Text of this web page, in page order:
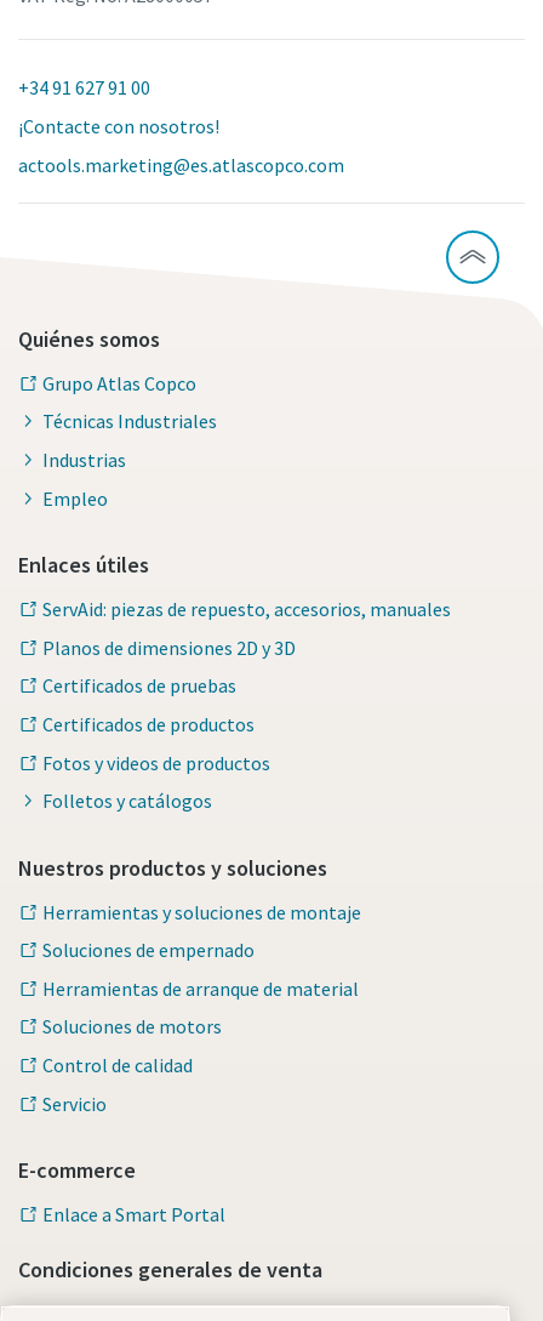
+34 91 627 91 00
¡Contacte con nosotros!
actools.marketing@es.atlascopco.com
Quiénes somos
Grupo Atlas Copco
Técnicas Industriales
Industrias
Empleo
Enlaces útiles
ServAid: piezas de repuesto, accesorios, manuales
Planos de dimensiones 2D y 3D
Certificados de pruebas
Certificados de productos
Fotos y videos de productos
Folletos y catálogos
Nuestros productos y soluciones
Herramientas y soluciones de montaje
Soluciones de empernado
Herramientas de arranque de material
Soluciones de motors
Control de calidad
Servicio
E-commerce
Enlace a Smart Portal
Condiciones generales de venta